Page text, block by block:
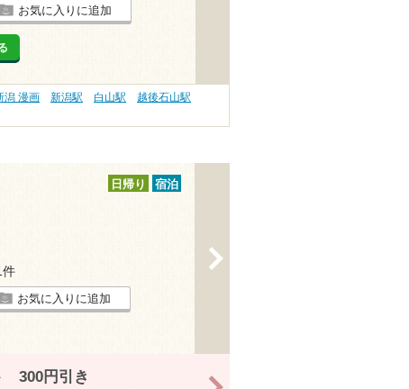
お気に入りに追加
潟 漫画 新潟駅 白山駅
越後石山駅
日帰り 宿泊
お気に入りに追加
300円引き